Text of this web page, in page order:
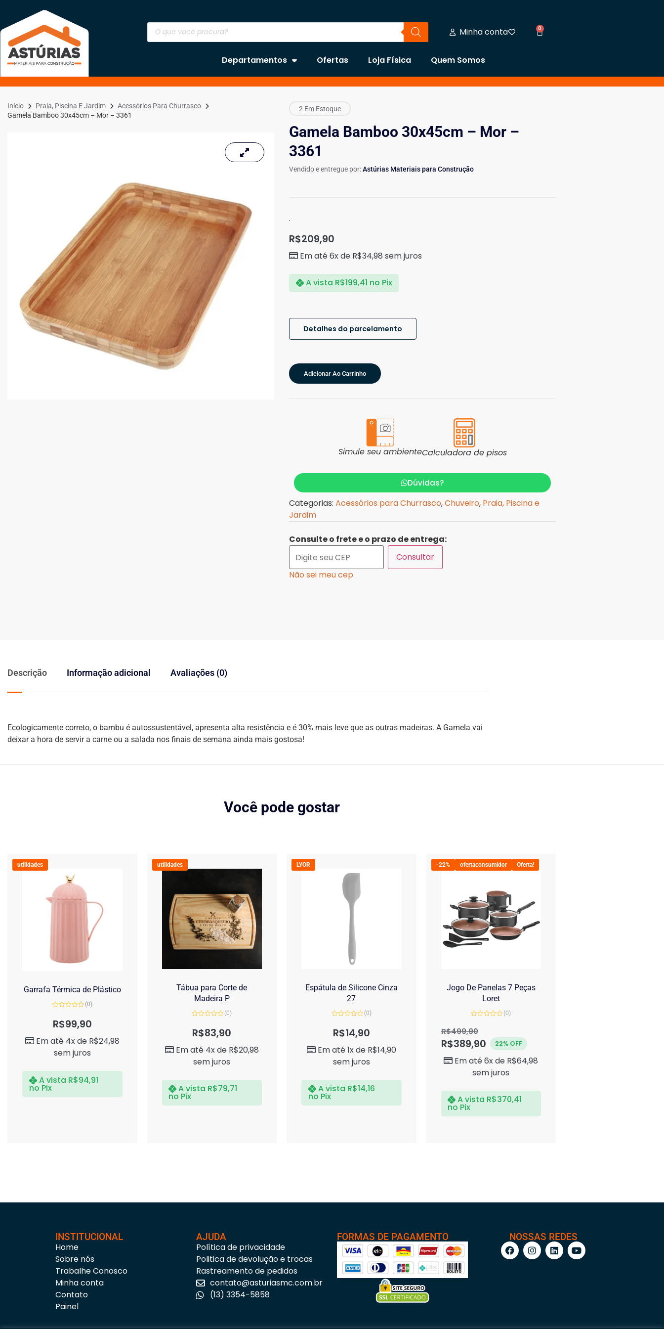
Minha conta 0
Departamentos Ofertas Loja Física Quem Somos
Início Praia, Piscina E Jardim
Acessórios Para Churrasco
Gamela Bamboo 30x45cm – Mor – 3361
2 Em Estoque
Gamela Bamboo 30x45cm – Mor –
3361
Vendido e entregue por:Astúrias Materiais para Construção
.
R$209,90
Em até 6x de R$34,98 sem juros
A vista R$199,41 no Pix
Detalhes do parcelamento
Adicionar Ao Carrinho
Simule seu ambienteCalculadora de pisos
Dúvidas?
Categorias: Acessórios para Churrasco,Chuveiro, Praia, Piscina e
Jardim
Consulte o frete e o prazo de entrega:
Consultar
Não sei meu cep
Descrição Informação adicional Avaliações (0)
Ecologicamente correto, o bambu é autossustentável, apresenta alta resistência e é 30% mais leve que as outras madeiras. A Gamela vai
deixar a hora de servir a carne ou a salada nos finais de semana ainda mais gostosa!
Você pode gostar
utilidades
Garrafa Térmica de Plástico
0
de
(0)
R$99,90
Em até 4x de R$24,98
sem juros
A vista R$94,91
no Pix
utilidades
Tábua para Corte de
Madeira P
de
(0)
R$83,90
Em até 4x de R$20,98
sem juros
A vista R$79,71
no Pix
LYOR
Espátula de Silicone Cinza
27
de
(0)
R$14,90
Em até 1x de R$14,90
sem juros
A vista R$14,16
no Pix
-22% ofertaconsumidor Oferta!
Jogo De Panelas 7 Peças
Loret
0
de
(0)
R$499,90
R$389,90 22% OFF
Em até 6x de R$64,98
sem juros
A vista R$370,41
no Pix
INSTITUCIONAL
Home
Sobre nós
Trabalhe Conosco
Minha conta
Contato
Painel
AJUDA
Política de privacidade
Politica de devolução e trocas
Rastreamento de pedidos
contato@asturiasmc.com.br
(13) 3354-5858
FORMAS DE PAGAMENTO NOSSAS REDES